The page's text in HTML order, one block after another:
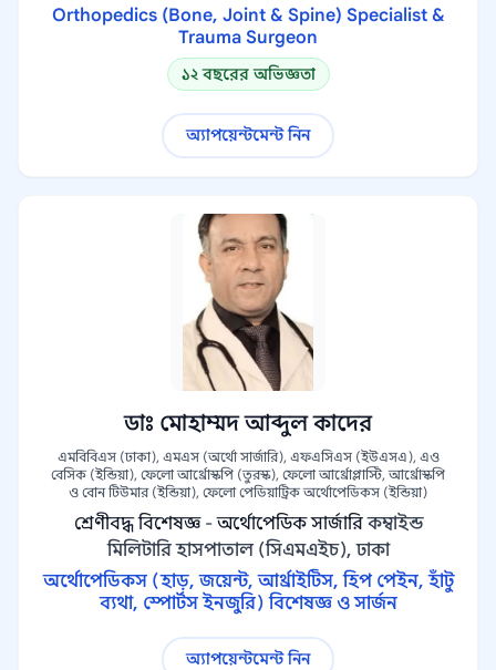
Orthopedics (Bone, Joint & Spine) Specialist &
Trauma Surgeon
১২ বছরের অভিজ্ঞতা
অ্যাপয়েন্টমেন্ট নিন
ডাঃ মোহাম্মদ আব্দুল কাদের
এমবিবিএস (ঢাকা), এমএস (অর্থো সার্জারি), এফএসিএস (ইউএসএ), এও
বেসিক (ইন্ডিয়া), ফেলো আর্থ্রোস্কপি (তুরস্ক), ফেলো আর্থ্রোপ্লাস্টি, আর্থ্রোস্কপি
ও বোন টিউমার (ইন্ডিয়া), ফেলো পেডিয়াট্রিক অর্থোপেডিকস (ইন্ডিয়া)
শ্রেণীবদ্ধ বিশেষজ্ঞ - অর্থোপেডিক সার্জারি কম্বাইন্ড
মিলিটারি হাসপাতাল (সিএমএইচ), ঢাকা
অর্থোপেডিকস (হাড়, জয়েন্ট, আর্থ্রাইটিস, হিপ পেইন, হাঁটু
ব্যথা, স্পোর্টস ইনজুরি) বিশেষজ্ঞ ও সার্জন
অ্যাপয়েন্টমেন্ট নিন